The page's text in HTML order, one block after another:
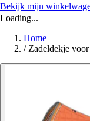
Bekijk mijn
Loading...
Home
/ Zadeldekje